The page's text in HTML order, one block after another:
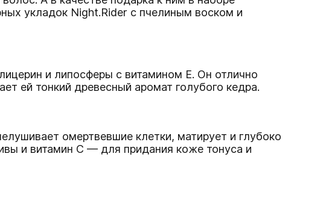
укладок Night.Rider с пчелиным воском и
и липосферы с витамином Е. Он отлично
ей тонкий древесный аромат голубого кедра.
омертвевшие клетки, матирует и глубоко
и витамин C — для придания коже тонуса и